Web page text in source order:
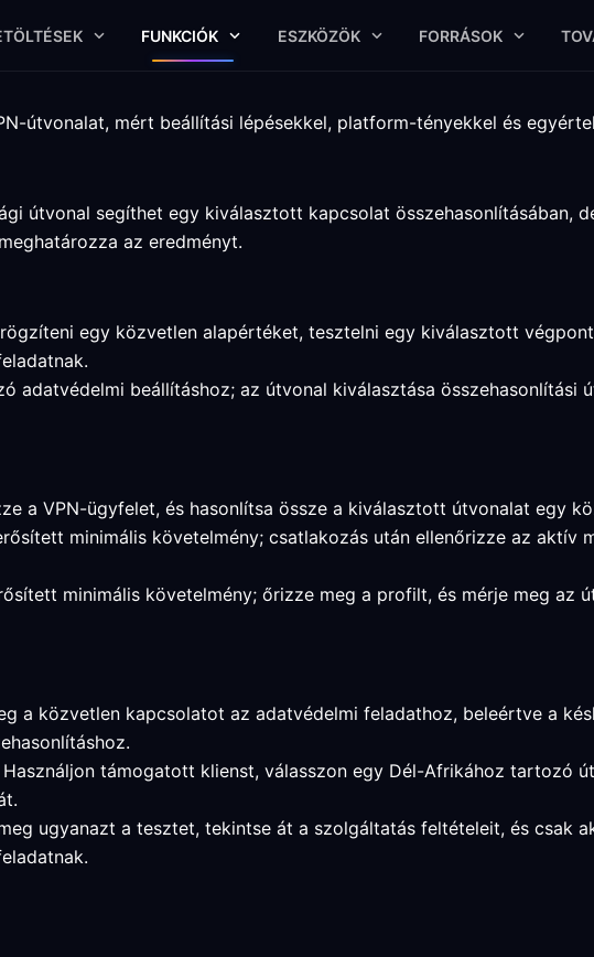
FUNKCIÓK ESZKÖZÖK FORRÁSOK
útvonalat, mért beállítási lépésekkel, platform-tényekkel és
útvonal segíthet egy kiválasztott kapcsolat összehasonlításában,
az eredményt.
egy közvetlen alapértéket, tesztelni egy kiválasztott
adatvédelmi beállításhoz; az útvonal kiválasztása összehasonlítási
a VPN-ügyfelet, és hasonlítsa össze a kiválasztott útvonalat egy
minimális követelmény; csatlakozás után ellenőrizze az aktív
minimális követelmény; őrizze meg a profilt, és mérje meg az
a közvetlen kapcsolatot az adatvédelmi feladathoz, beleértve a
Használjon támogatott klienst, válasszon egy Dél-Afrikához tartozó
ugyanazt a tesztet, tekintse át a szolgáltatás feltételeit, és csak